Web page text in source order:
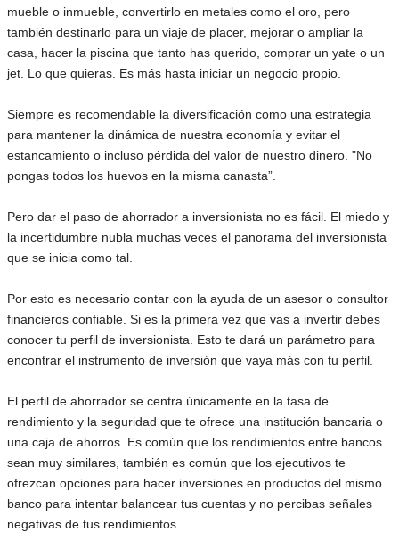
mueble o inmueble, convertirlo en metales como el oro, pero
también destinarlo para un viaje de placer, mejorar o ampliar la
casa, hacer la piscina que tanto has querido, comprar un yate o un
jet. Lo que quieras. Es más hasta iniciar un negocio propio.
Siempre es recomendable la diversificación como una estrategia
para mantener la dinámica de nuestra economía y evitar el
estancamiento o incluso pérdida del valor de nuestro dinero. "No
pongas todos los huevos en la misma canasta”.
Pero dar el paso de ahorrador a inversionista no es fácil. El miedo y
la incertidumbre nubla muchas veces el panorama del inversionista
que se inicia como tal.
Por esto es necesario contar con la ayuda de un asesor o consultor
financieros confiable. Si es la primera vez que vas a invertir debes
conocer tu perfil de inversionista. Esto te dará un parámetro para
encontrar el instrumento de inversión que vaya más con tu perfil.
El perfil de ahorrador se centra únicamente en la tasa de
rendimiento y la seguridad que te ofrece una institución bancaria o
una caja de ahorros. Es común que los rendimientos entre bancos
sean muy similares, también es común que los ejecutivos te
ofrezcan opciones para hacer inversiones en productos del mismo
banco para intentar balancear tus cuentas y no percibas señales
negativas de tus rendimientos.